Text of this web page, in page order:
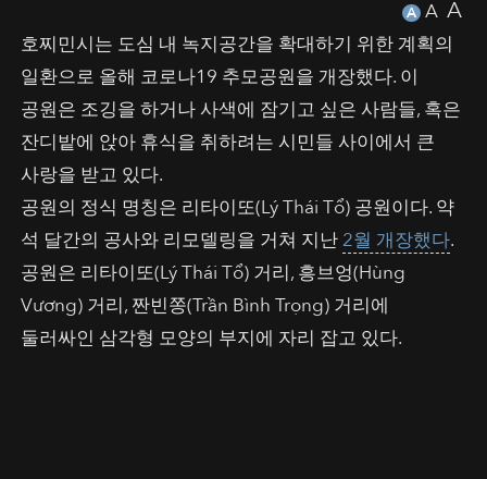
A A A
호찌민시는 도심 내 녹지공간을 확대하기 위한 계획의
일환으로 올해 코로나19 추모공원을 개장했다. 이
공원은 조깅을 하거나 사색에 잠기고 싶은 사람들, 혹은
잔디밭에 앉아 휴식을 취하려는 시민들 사이에서 큰
사랑을 받고 있다.
공원의 정식 명칭은 리타이또(Lý Thái Tổ) 공원이다. 약
석 달간의 공사와 리모델링을 거쳐 지난2월 개장했다.
공원은 리타이또(Lý Thái Tổ) 거리, 흥브엉(Hùng
Vương) 거리, 짠빈쫑(Trần Bình Trọng) 거리에
둘러싸인 삼각형 모양의 부지에 자리 잡고 있다.